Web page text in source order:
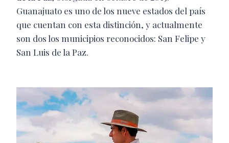
Guanajuato es uno de los nueve estados del país
que cuentan con esta distinción, y actualmente
son dos los municipios reconocidos: San Felipe y
San Luis de la Paz.